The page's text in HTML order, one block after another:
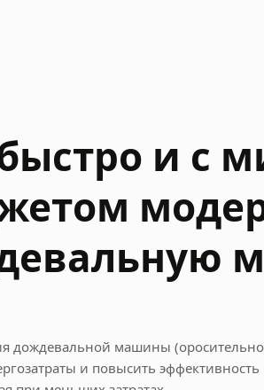
в
а
ь
о
й
ш
и
н
и с
дождевальной машины
и повысить